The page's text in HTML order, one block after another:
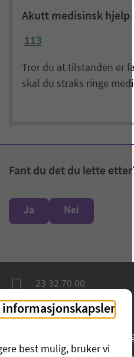
Akutt medisinsk hjelp
113
Tror du at tilstanden er
skal du straks ringe
Fant du det du lette
Ja Nei